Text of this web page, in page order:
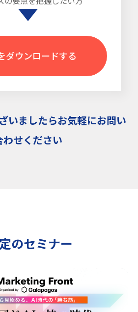
ダウンロードする
いましたらお気軽にお問い
わせください
のセミナー